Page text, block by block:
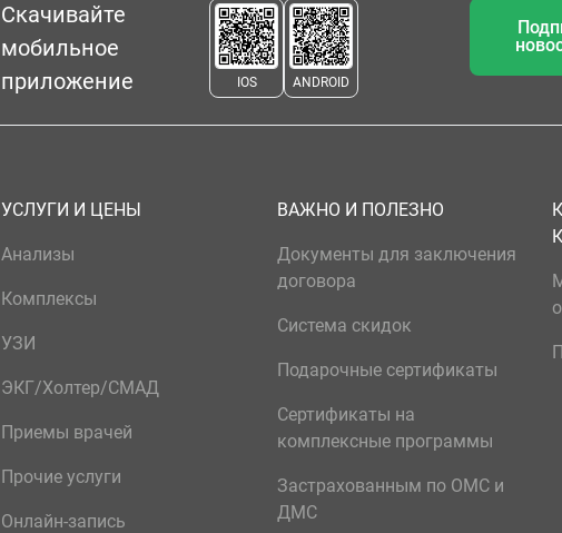
Скачивайте
мобильное
приложение
IOS ANDROID
УСЛУГИ И ЦЕНЫ
Анализы
Комплексы
УЗИ
ЭКГ/Холтер/СМАД
Приемы врачей
Прочие услуги
Онлайн-запись
ВАЖНО И ПОЛЕЗНО
Документы для заключения
договора
Система скидок
Подарочные сертификаты
Сертификаты на
комплексные программы
Застрахованным по ОМС и
ДМС